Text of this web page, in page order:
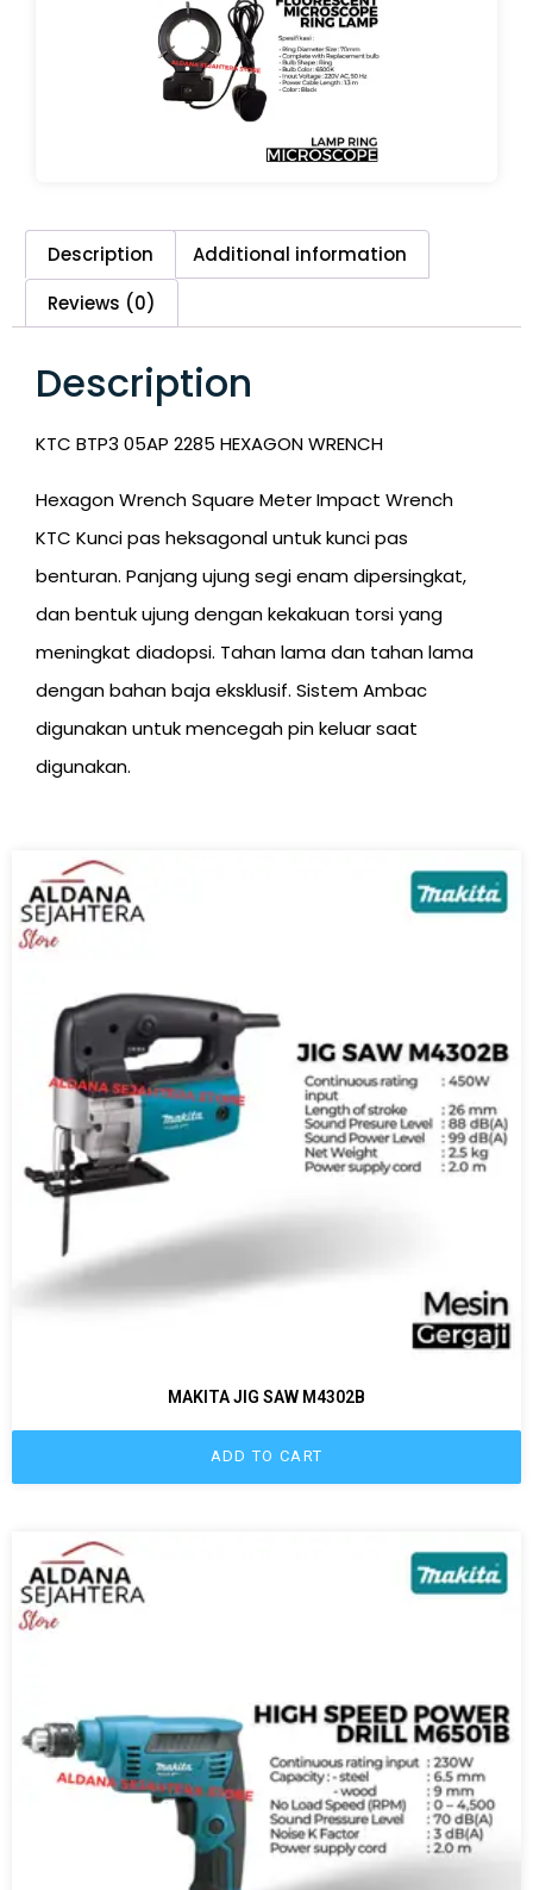
Description
Additional information
Reviews (0)
Description
KTC BTP3 05AP 2285 HEXAGON WRENCH
Hexagon Wrench Square Meter Impact Wrench
KTC Kunci pas heksagonal untuk kunci pas
benturan. Panjang ujung segi enam dipersingkat,
dan bentuk ujung dengan kekakuan torsi yang
meningkat diadopsi. Tahan lama dan tahan lama
dengan bahan baja eksklusif. Sistem Ambac
digunakan untuk mencegah pin keluar saat
digunakan.
MAKITA JIG SAW M4302B
ADD TO CART